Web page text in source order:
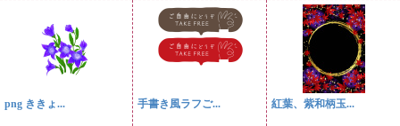
png ききょ... 手書き風ラフご... 紅葉、紫和柄玉...